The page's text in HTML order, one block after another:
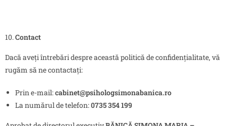
Contact
Dacă aveți întrebări despre această politică de confidențialitate, vă
rugăm să ne contactați:
Prin e-mail:cabinet@psihologsimonabanica.ro
La numărul de telefon:0735 354 199